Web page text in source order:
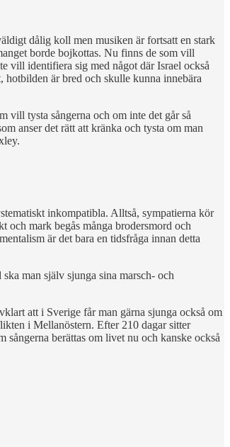
dålig koll men musiken är fortsatt en stark
borde bojkottas. Nu finns de som vill
vill identifiera sig med något där Israel också
är bred och skulle kunna innebära
vill tysta sångerna och om inte det går så
anser det rätt att kränka och tysta om man
inkompatibla. Alltså, sympatierna kör
och mark begås många brodersmord och
är det bara en tidsfråga innan detta
man själv sjunga sina marsch- och
att i Sverige får man gärna sjunga också om
i Mellanöstern. Efter 210 dagar sitter
berättas om livet nu och kanske också